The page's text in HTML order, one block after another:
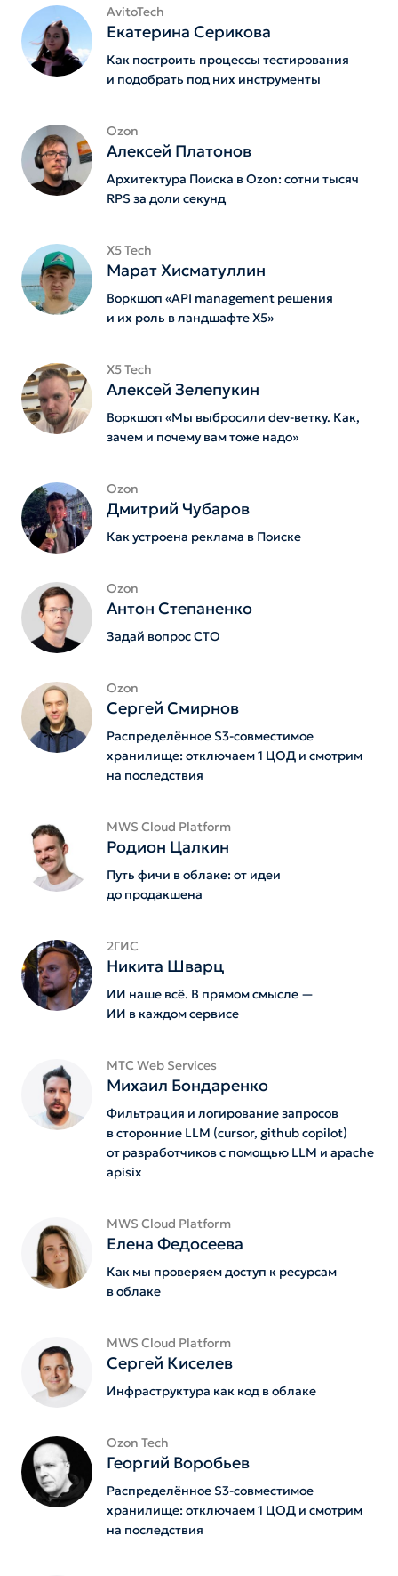
AvitoTech
Екатерина Серикова
Как построить процессы тестирования
и подобрать под них инструменты
Ozon
Алексей Платонов
Архитектура Поиска в Ozon: сотни тысяч
RPS за доли секунд
X5 Tech
Марат Хисматуллин
Воркшоп «API management решения
и их роль в ландшафте Х5»
X5 Tech
Алексей Зелепукин
Воркшоп «Мы выбросили dev-ветку. Как,
зачем и почему вам тоже надо»
Ozon
Дмитрий Чубаров
Как устроена реклама в Поиске
Ozon
Антон Степаненко
Задай вопрос СТО
Ozon
Сергей Смирнов
Распределённое S3-совместимое
хранилище: отключаем 1 ЦОД и смотрим
на последствия
MWS Cloud Platform
Родион Цалкин
Путь фичи в облаке: от идеи
до продакшена
2ГИС
Никита Шварц
ИИ наше всё. В прямом смысле —
ИИ в каждом сервисе
MTС Web Services
Михаил Бондаренко
Фильтрация и логирование запросов
в сторонние LLM (cursor, github copilot)
от разработчиков с помощью LLM и apache
apisix
MWS Cloud Platform
Елена Федосеева
Как мы проверяем доступ к ресурсам
в облаке
MWS Cloud Platform
Сергей Киселев
Инфраструктура как код в облаке
Ozon Tech
Георгий Воробьев
Распределённое S3-совместимое
хранилище: отключаем 1 ЦОД и смотрим
на последствия